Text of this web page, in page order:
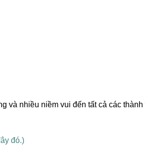
nhiều niềm vui đến tất cả các
đó.)